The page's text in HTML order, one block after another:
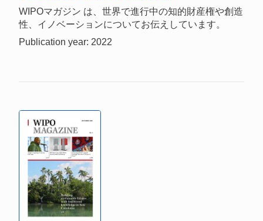
WIPOマガジン は、世界で進行中の知的財産権や創造
性、イノベーションについてお伝えしています。
Publication year: 2022